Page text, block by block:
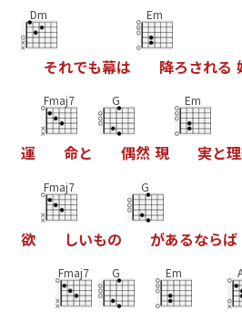
Dm
それでも幕は
Em
降ろされる
運
Fmaj7
命と
G
偶然 現
Em
実と理
欲
Fmaj7
しいもの
G
があるならば
Fmaj7 G Em